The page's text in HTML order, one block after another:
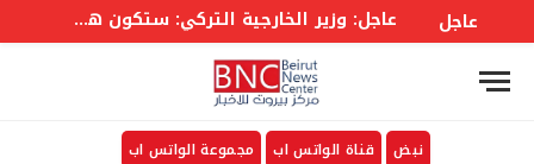
عاجل عاجل: وزير الخارجية التركي: ستكون هناك لجنة وزارية في إطار الاتفاق على غرار حلف الأطلسي إلى جانب أمانة عامة
نبض قناة الواتس اب مجموعة الواتس اب